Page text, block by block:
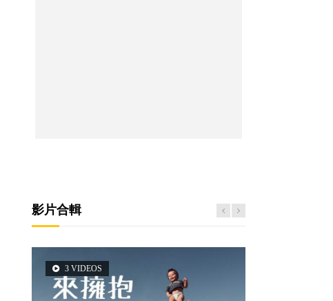
影片合輯
3 VIDEOS
6 VIDEOS
6 VIDEOS
5 VIDEOS
2 VIDEOS